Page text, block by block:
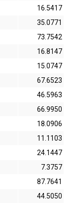
16.5417
35.0771
73.7542
16.8147
15.0747
67.6523
46.5963
66.9950
18.0906
11.1103
24.1447
7.3757
87.7641
44.5050